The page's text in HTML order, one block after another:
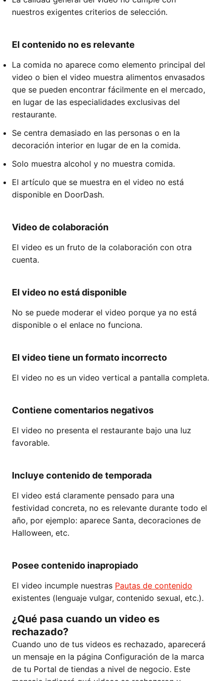
nuestros exigentes criterios de selección.
El contenido no es relevante
La comida no aparece como elemento principal del
video o bien el video muestra alimentos envasados
que se pueden encontrar fácilmente en el mercado,
en lugar de las especialidades exclusivas del
restaurante.
Se centra demasiado en las personas o en la
decoración interior en lugar de en la comida.
Solo muestra alcohol y no muestra comida.
El artículo que se muestra en el video no está
disponible en DoorDash.
Video de colaboración
El video es un fruto de la colaboración con otra
cuenta.
El video no está disponible
No se puede moderar el video porque ya no está
disponible o el enlace no funciona.
El video tiene un formato incorrecto
El video no es un video vertical a pantalla completa.
Contiene comentarios negativos
El video no presenta el restaurante bajo una luz
favorable.
Incluye contenido de temporada
El video está claramente pensado para una
festividad concreta, no es relevante durante todo el
año, por ejemplo: aparece Santa, decoraciones de
Halloween, etc.
Posee contenido inapropiado
El video incumple nuestras Pautas de contenido
existentes (lenguaje vulgar, contenido sexual, etc.).
¿Qué pasa cuando un video es
rechazado?
Cuando uno de tus videos es rechazado, aparecerá
un mensaje en la página Configuración de la marca
de tu Portal de tiendas a nivel de negocio. Este